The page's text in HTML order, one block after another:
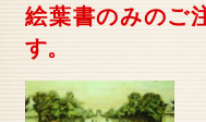
絵葉書のみのご
す。